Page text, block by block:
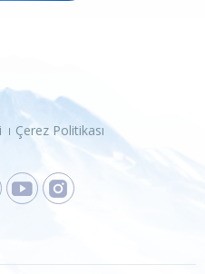
Çerez Politikası